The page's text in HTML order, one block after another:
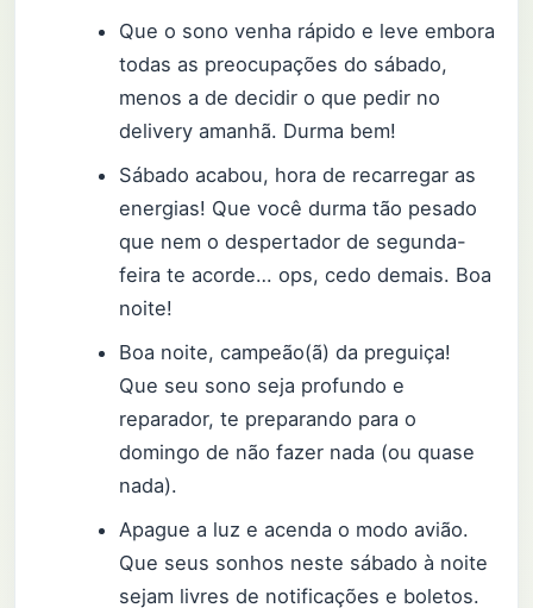
Que o sono venha rápido e leve embora
todas as preocupações do sábado,
menos a de decidir o que pedir no
delivery amanhã. Durma bem!
Sábado acabou, hora de recarregar as
energias! Que você durma tão pesado
que nem o despertador de segunda-
feira te acorde… ops, cedo demais. Boa
noite!
Boa noite, campeão(ã) da preguiça!
Que seu sono seja profundo e
reparador, te preparando para o
domingo de não fazer nada (ou quase
nada).
Apague a luz e acenda o modo avião.
Que seus sonhos neste sábado à noite
sejam livres de notificações e boletos.